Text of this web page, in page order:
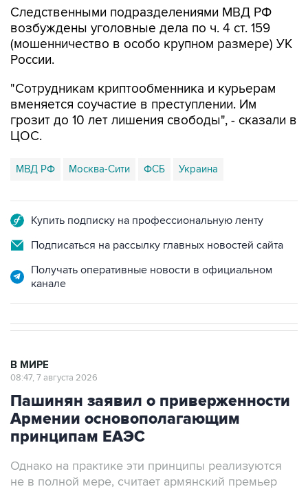
Следственными подразделениями МВД РФ
возбуждены уголовные дела по ч. 4 ст. 159
(мошенничество в особо крупном размере) УК
России.
"Сотрудникам криптообменника и курьерам
вменяется соучастие в преступлении. Им
грозит до 10 лет лишения свободы", - сказали в
ЦОС.
МВД РФ Москва-Сити ФСБ Украина
Купить подписку на профессиональную ленту
Подписаться на рассылку главных новостей сайта
Получать оперативные новости в официальном
канале
В МИРЕ
08:47, 7 августа 2026
Пашинян заявил о приверженности
Армении основополагающим
принципам ЕАЭС
Однако на практике эти принципы реализуются
не в полной мере, считает армянский премьер